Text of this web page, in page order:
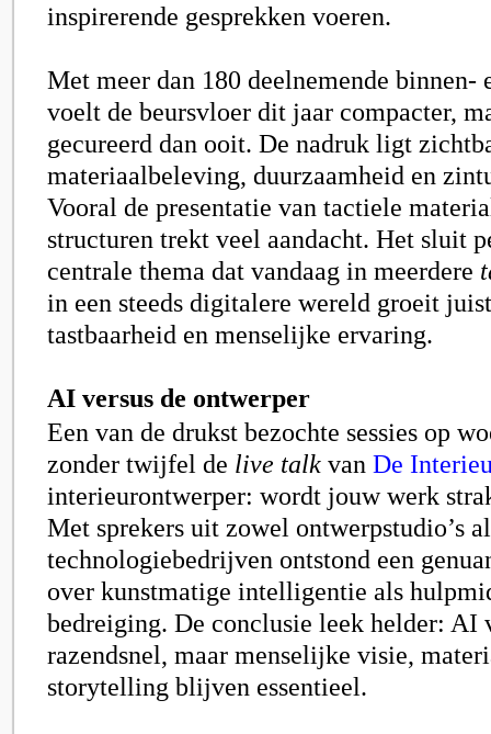
inspirerende gesprekken voeren.
Met meer dan 180 deelnemende binnen-
voelt de beursvloer dit jaar compacter,
gecureerd dan ooit. De nadruk ligt
materiaalbeleving, duurzaamheid en
Vooral de presentatie van tactiele
structuren trekt veel aandacht. Het sluit
centrale thema dat vandaag in meerdere
in een steeds digitalere wereld groeit
tastbaarheid en menselijke ervaring.
AI versus de ontwerper
Een van de drukst bezochte sessies op
zonder twijfel de live talk van De
interieurontwerper: wordt jouw werk
Met sprekers uit zowel ontwerpstudio’s
technologiebedrijven ontstond een
over kunstmatige intelligentie als
bedreiging. De conclusie leek helder: AI
razendsnel, maar menselijke visie,
storytelling blijven essentieel.